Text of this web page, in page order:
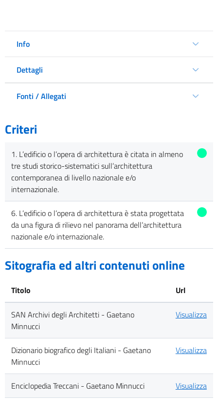
Info
Dettagli
Fonti / Allegati
Criteri
1. L’edificio o l’opera di architettura è citata in almeno
tre studi storico-sistematici sull’architettura
contemporanea di livello nazionale e/o
internazionale.
6. L’edificio o l’opera di architettura è stata progettata
da una figura di rilievo nel panorama dell’architettura
nazionale e/o internazionale.
Sitografia ed altri contenuti online
Titolo Url
SAN Archivi degli Architetti - Gaetano
Minnucci
Visualizza
Dizionario biografico degli Italiani - Gaetano
Minnucci
Visualizza
Enciclopedia Treccani - Gaetano Minnucci Visualizza